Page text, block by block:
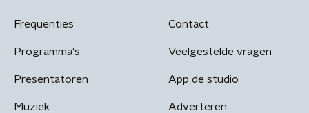
Frequenties
Programma's
Presentatoren
Muziek
Contact
Veelgestelde vragen
App de studio
Adverteren